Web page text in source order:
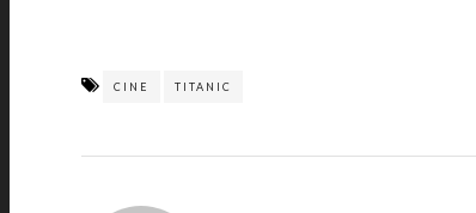
CINE TITANIC